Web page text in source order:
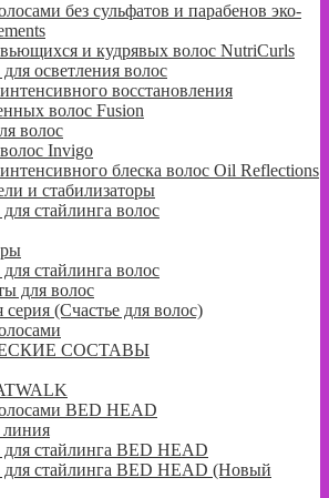
без сульфатов и парабенов эко-
и кудрявых волос NutriCurls
осветления волос
восстановления
волос Fusion
волос
Invigo
блеска волос Oil Reflections
и стабилизаторы
стайлинга волос
стайлинга волос
для волос
(Счастье для волос)
СОСТАВЫ
BED HEAD
для стайлинга BED HEAD
для стайлинга BED HEAD (Новый